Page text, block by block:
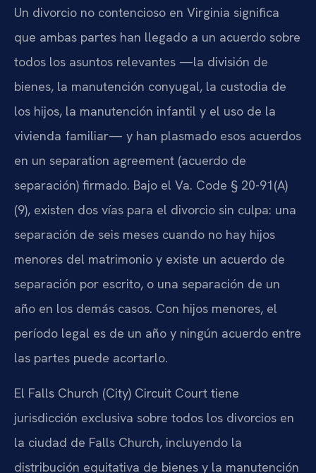
Un divorcio no contencioso en Virginia significa
que ambas partes han llegado a un acuerdo sobre
todos los asuntos relevantes —la división de
bienes, la manutención conyugal, la custodia de
los hijos, la manutención infantil y el uso de la
vivienda familiar— y han plasmado esos acuerdos
en un separation agreement (acuerdo de
separación) firmado. Bajo el Va. Code § 20-91(A)
(9), existen dos vías para el divorcio sin culpa: una
separación de seis meses cuando no hay hijos
menores del matrimonio y existe un acuerdo de
separación por escrito, o una separación de un
año en los demás casos. Con hijos menores, el
período legal es de un año y ningún acuerdo entre
las partes puede acortarlo.
El Falls Church (City) Circuit Court tiene
jurisdicción exclusiva sobre todos los divorcios en
la ciudad de Falls Church, incluyendo la
distribución equitativa de bienes y la manutención